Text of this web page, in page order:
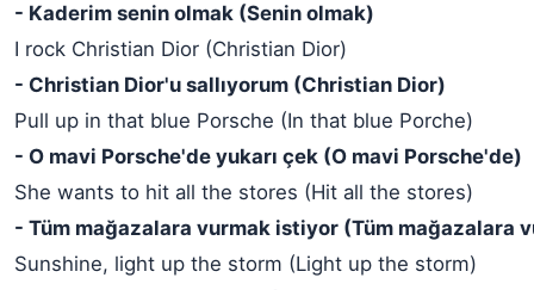
- Kaderim senin olmak (Senin olmak)
I rock Christian Dior (Christian Dior)
- Christian Dior'u sallıyorum (Christian Dior)
Pull up in that blue Porsche (In that blue Porche)
- O mavi Porsche'de yukarı çek (O mavi Porsche'de)
She wants to hit all the stores (Hit all the stores)
- Tüm mağazalara vurmak istiyor (Tüm mağazalara
Sunshine, light up the storm (Light up the storm)